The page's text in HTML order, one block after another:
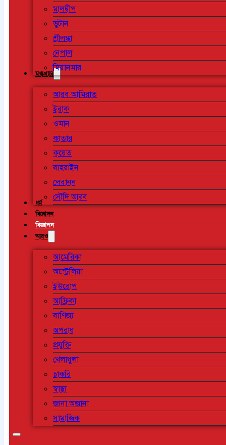
মালদ্বীপ
ভুটান
শ্রীলঙ্কা
নেপাল
মিয়ানমার
মধ্যপ্রাচ্য
আরব আমিরাত
ইরাক
ওমান
কাতার
কুয়েত
বাহরাইন
লেবানন
সৌদি আরব
ধর্ম
বিনোদন
বিজ্ঞাপন
আরও
আমেরিকা
অস্ট্রেলিয়া
ইউরোপ
আফ্রিকা
বাণিজ্য
অপরাধ
প্রযুক্তি
খেলাধুলা
চাকরি
স্বাস্থ্য
জানা অজানা
সামাজিক